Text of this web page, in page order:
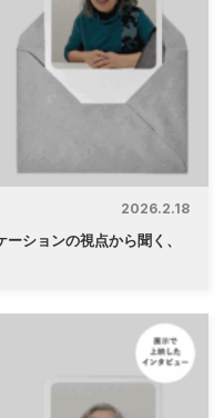
2026.2.18
ションの視点から聞く、